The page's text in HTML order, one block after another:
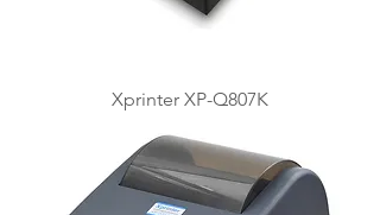
Xprinter XP-Q807K